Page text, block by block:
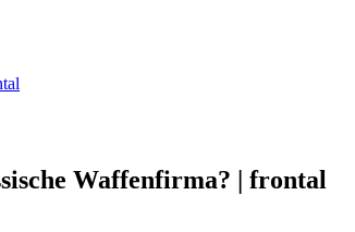
Waffenfirma? | frontal